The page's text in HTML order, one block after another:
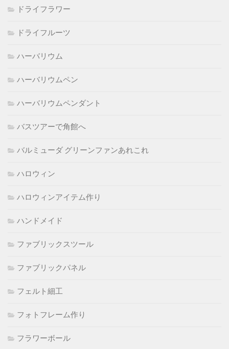
ドライフラワー
ドライフルーツ
ハーバリウム
ハーバリウムペン
ハーバリウムペンダント
バスツアーで角館へ
バルミューダ グリーンファンあれこれ
ハロウィン
ハロウィンアイテム作り
ハンドメイド
ファブリックスツール
ファブリックパネル
フェルト細工
フォトフレーム作り
フラワーボール